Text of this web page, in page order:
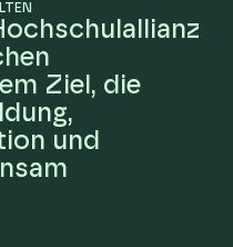
Ziel, die
und